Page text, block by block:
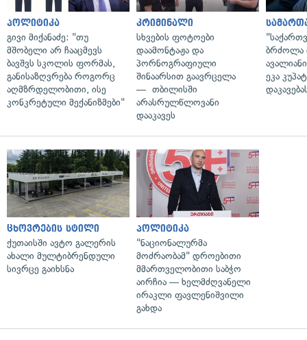
პოლიტიკა
გივი მიქანაძე: "თუ
მშობელი არ ჩააცმევს
ბავშვს სკოლის ფორმას,
განისაზღვრება როგორც
აღმზრდელობითი, ისე
კონკრეტული მექანიზმები"
კრიმინალი
სხვების ფოტოები
დაამონტაჟა და
პორნოგრაფიული
შინაარსით გაავრცელა
— თბილისში
არასრულწლოვანი
დააკავეს
ბრძოლა
ეკა
ცხოვრების სტილი
ქუთაისში ავტო გალერის
ახალი მულტიბრენდული
სივრცე გაიხსნა
პოლიტიკა
"ნაციონალურმა
მოძრაობამ" დროებითი
მმართველობითი საბჭო
აირჩია — ხელმძღვანელი
ირაკლი ფავლენიშვილი
გახდა